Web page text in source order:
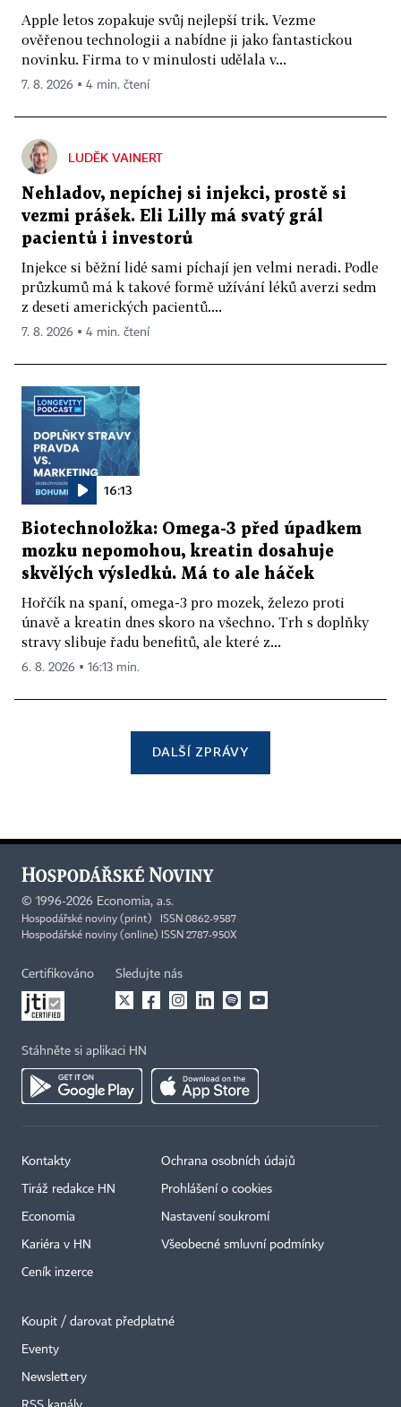
Apple letos zopakuje svůj nejlepší trik. Vezme
ověřenou technologii a nabídne ji jako fantastickou
novinku. Firma to v minulosti udělala v...
7. 8. 2026 ▪ 4 min. čtení
LUDĚK VAINERT
Nehladov, nepíchej si injekci, prostě si
vezmi prášek. Eli Lilly má svatý grál
pacientů i investorů
Injekce si běžní lidé sami píchají jen velmi neradi. Podle
průzkumů má k takové formě užívání léků averzi sedm
z deseti amerických pacientů....
7. 8. 2026 ▪ 4 min. čtení
16:13
Biotechnoložka: Omega-3 před úpadkem
mozku nepomohou, kreatin dosahuje
skvělých výsledků. Má to ale háček
Hořčík na spaní, omega-3 pro mozek, železo proti
únavě a kreatin dnes skoro na všechno. Trh s doplňky
stravy slibuje řadu benefitů, ale které z...
6. 8. 2026 ▪ 16:13 min.
DALŠÍ ZPRÁVY
© 1996-2026 Economia, a.s.
Hospodářské noviny (print) ISSN 0862-9587
Hospodářské noviny (online) ISSN 2787-950X
Certifikováno Sledujte nás
Stáhněte si aplikaci HN
Kontakty
Tiráž redakce HN
Economia
Kariéra v HN
Ceník inzerce
Ochrana osobních údajů
Prohlášení o cookies
Nastavení soukromí
Všeobecné smluvní podmínky
Koupit / darovat předplatné
Eventy
Newslettery